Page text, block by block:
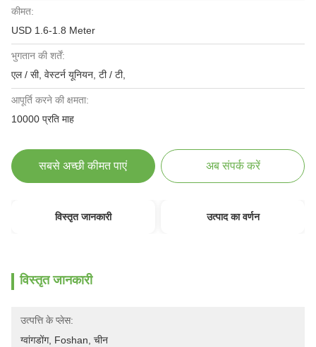
कीमत:
USD 1.6-1.8 Meter
भुगतान की शर्तें:
एल / सी, वेस्टर्न यूनियन, टी / टी,
आपूर्ति करने की क्षमता:
10000 प्रति माह
सबसे अच्छी कीमत पाएं अब संपर्क करें
विस्तृत जानकारी उत्पाद का वर्णन
विस्तृत जानकारी
उत्पत्ति के प्लेस:
ग्वांगडोंग, Foshan, चीन